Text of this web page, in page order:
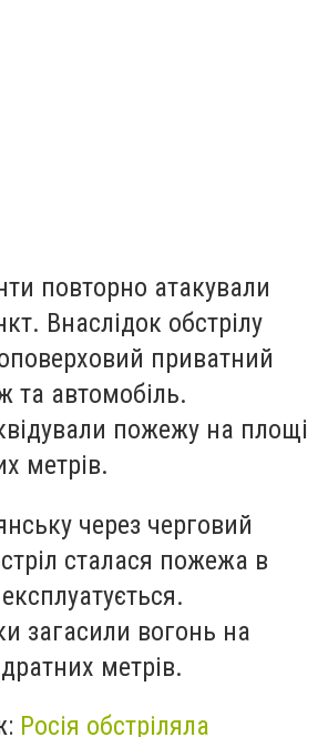
повторно атакували
Внаслідок обстрілу
приватний
та автомобіль.
пожежу на площі
метрів.
через черговий
сталася пожежа в
загасили вогонь на
метрів.
Росія обстріляла